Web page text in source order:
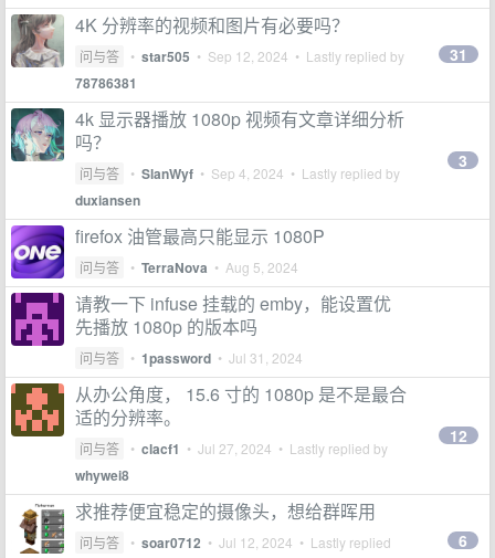
4K 分辨率的视频和图片有必要吗？
问与答 • star505 • Sep 12, 2024 • Lastly replied by
78786381
31
4k 显示器播放 1080p 视频有文章详细分析
吗？
问与答 • SlanWyf • Sep 4, 2024 • Lastly replied by
duxiansen
3
firefox 油管最高只能显示 1080P
问与答 • TerraNova • Aug 5, 2024
请教一下 infuse 挂载的 emby，能设置优
先播放 1080p 的版本吗
问与答 • 1password • Jul 31, 2024
从办公角度， 15.6 寸的 1080p 是不是最合
适的分辨率。
问与答 • clacf1 • Jul 27, 2024 • Lastly replied by
whywei8
12
求推荐便宜稳定的摄像头，想给群晖用
问与答 • soar0712 • Jul 12, 2024 • Lastly replied
6